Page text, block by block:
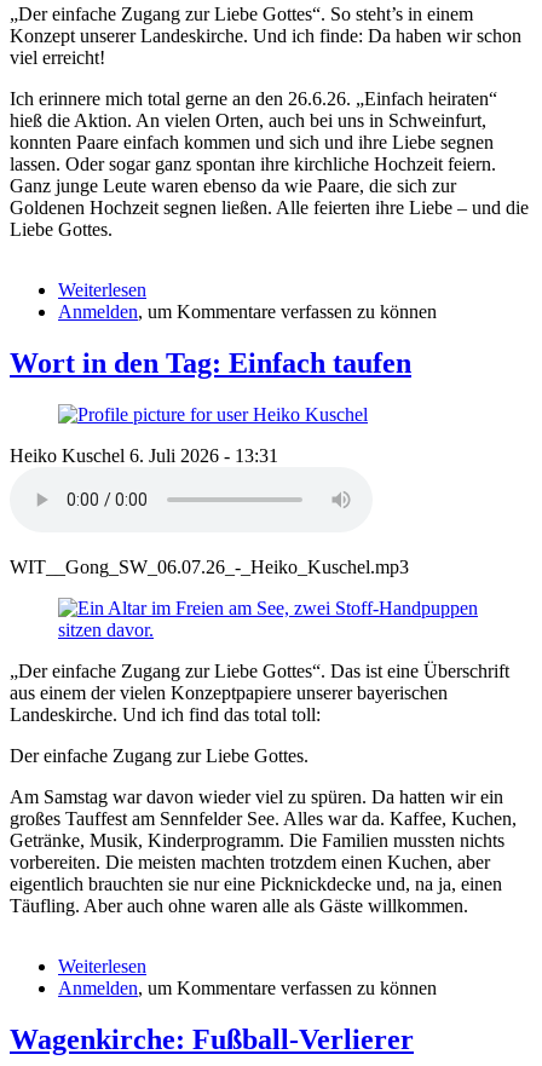
„Der einfache Zugang zur Liebe Gottes“. So steht’s in einem
Konzept unserer Landeskirche. Und ich finde: Da haben wir schon
viel erreicht!
Ich erinnere mich total gerne an den 26.6.26. „Einfach heiraten“
hieß die Aktion. An vielen Orten, auch bei uns in Schweinfurt,
konnten Paare einfach kommen und sich und ihre Liebe segnen
lassen. Oder sogar ganz spontan ihre kirchliche Hochzeit feiern.
Ganz junge Leute waren ebenso da wie Paare, die sich zur
Goldenen Hochzeit segnen ließen. Alle feierten ihre Liebe – und die
Liebe Gottes.
Weiterlesen
Wort
den
Tag:
heiraten
Anmelden, um Kommentare verfassen zu können
Wort in den Tag: Einfach taufen
Heiko Kuschel 6. Juli 2026 - 13:31
WIT__Gong_SW_06.07.26_-_Heiko_Kuschel.mp3
„Der einfache Zugang zur Liebe Gottes“. Das ist eine Überschrift
aus einem der vielen Konzeptpapiere unserer bayerischen
Landeskirche. Und ich find das total toll:
Der einfache Zugang zur Liebe Gottes.
Am Samstag war davon wieder viel zu spüren. Da hatten wir ein
großes Tauffest am Sennfelder See. Alles war da. Kaffee, Kuchen,
Getränke, Musik, Kinderprogramm. Die Familien mussten nichts
vorbereiten. Die meisten machten trotzdem einen Kuchen, aber
eigentlich brauchten sie nur eine Picknickdecke und, na ja, einen
Täufling. Aber auch ohne waren alle als Gäste willkommen.
Weiterlesen
Wort
den
Tag:
Anmelden, um Kommentare verfassen zu können
Wagenkirche: Fußball-Verlierer